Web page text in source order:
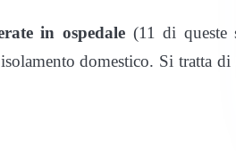
in ospedale (11 di queste
domestico. Si tratta di